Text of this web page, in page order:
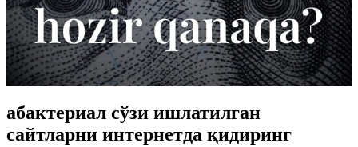
абактериал сўзи ишлатилган
сайтларни интернетда қидиринг